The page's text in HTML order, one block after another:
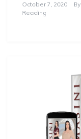
October 7, 2020 By
Reading